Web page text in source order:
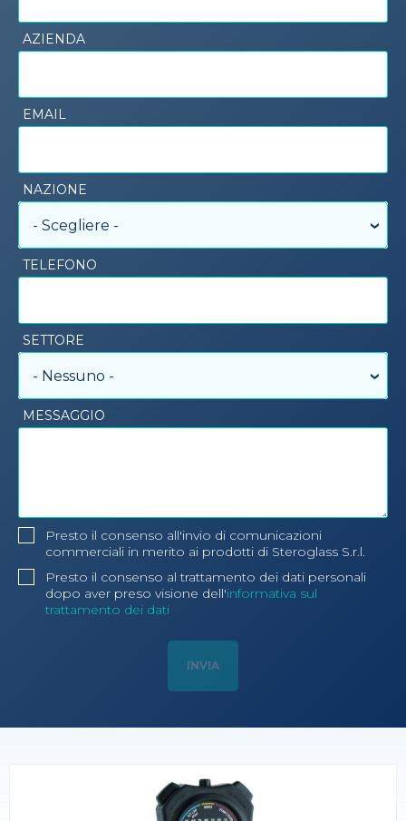
AZIENDA
EMAIL
NAZIONE
- Scegliere -
TELEFONO
SETTORE
- Nessuno -
MESSAGGIO
Presto il consenso all'invio di comunicazioni
commerciali in merito ai prodotti di Steroglass S.r.l.
Presto il consenso al trattamento dei dati personali
dopo aver preso visione dell'informativa sul
trattamento dei dati